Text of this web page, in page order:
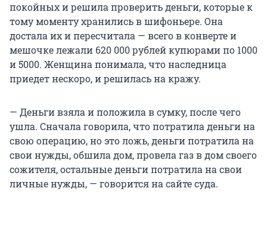
покойных и решила проверить деньги, которые к
тому моменту хранились в шифоньере. Она
достала их и пересчитала — всего в конверте и
мешочке лежали 620 000 рублей купюрами по 1000
и 5000. Женщина понимала, что наследница
приедет нескоро, и решилась на кражу.
— Деньги взяла и положила в сумку, после чего
ушла. Сначала говорила, что потратила деньги на
свою операцию, но это ложь, деньги потратила на
свои нужды, обшила дом, провела газ в дом своего
сожителя, остальные деньги потратила на свои
личные нужды, — говорится на сайте суда.